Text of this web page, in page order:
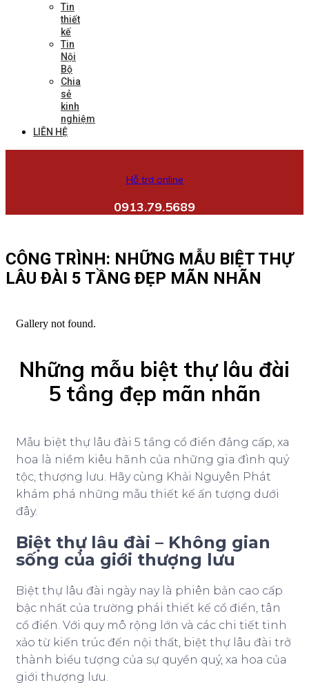
Tin
thiết
kế
Tin
Nội
Bộ
Chia
sẻ
kinh
nghiệm
LIÊN HỆ
Hỗ trợ online
0913.79.5689
CÔNG TRÌNH: NHỮNG MẪU BIỆT THỰ
LÂU ĐÀI 5 TẦNG ĐẸP MÃN NHÃN
Gallery not found.
Những mẫu biệt thự lâu đài
5 tầng đẹp mãn nhãn
Mẫu biệt thự lâu đài 5 tầng cổ điển đẳng cấp, xa
hoa là niềm kiêu hãnh của những gia đình quý
tộc, thượng lưu. Hãy cùng Khải Nguyên Phát
khám phá những mẫu thiết kế ấn tượng dưới
đây.
Biệt thự lâu đài – Không gian
sống của giới thượng lưu
Biệt thự lâu đài ngày nay là phiên bản cao cấp
bậc nhất của trường phái thiết kế cổ điển, tân
cổ điển. Với quy mô rộng lớn và các chi tiết tinh
xảo từ kiến trúc đến nội thất, biệt thự lâu đài trở
thành biểu tượng của sự quyền quý, xa hoa của
giới thượng lưu.